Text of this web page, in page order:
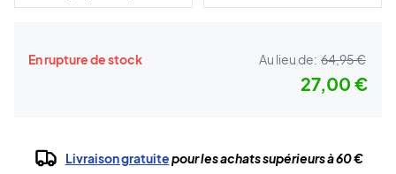
En rupture de stock Au lieu de: 64,95 €
27,00 €
Livraison gratuitepour les achats supérieurs à 60 €